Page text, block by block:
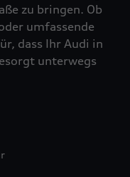
zu bringen. Ob
umfassende
dass Ihr Audi in
unterwegs